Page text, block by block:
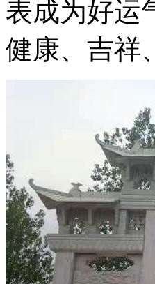
表成为好运
健康、吉祥